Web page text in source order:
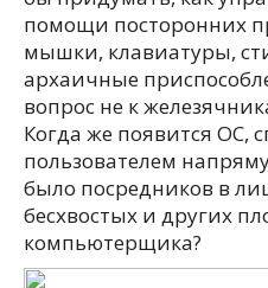
помощи посторонних
мышки, клавиатуры,
архаичные
вопрос не к
Когда же появится ОС,
пользователем
было посредников в
бесхвостых и других
компьютерщика?